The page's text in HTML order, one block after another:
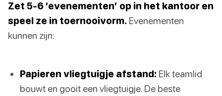
Zet 5-6 ’evenementen’ op in het kantoor en
speel ze in toernooivorm. Evenementen
kunnen zijn:
Papieren vliegtuigje afstand: Elk teamlid
bouwt en gooit een vliegtuigje. De beste